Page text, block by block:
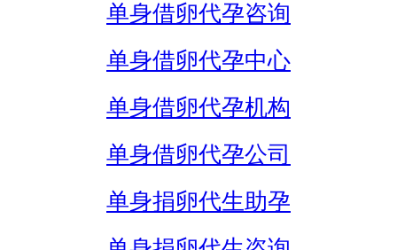
单身借卵代孕咨询
单身借卵代孕中心
单身借卵代孕机构
单身借卵代孕公司
单身捐卵代生助孕